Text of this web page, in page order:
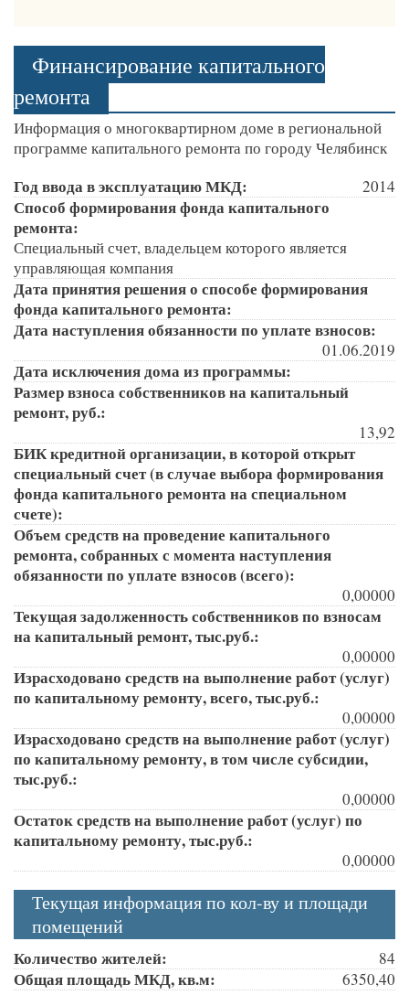
Финансирование капитального
ремонта
Информация о многоквартирном доме в региональной
программе капитального ремонта по городу Челябинск
Год ввода в эксплуатацию МКД: 2014
Способ формирования фонда капитального
ремонта:
Специальный счет, владельцем которого является
управляющая компания
Дата принятия решения о способе формирования
фонда капитального ремонта:
Дата наступления обязанности по уплате взносов:
01.06.2019
Дата исключения дома из программы:
Размер взноса собственников на капитальный
ремонт, руб.:
13,92
БИК кредитной организации, в которой открыт
специальный счет (в случае выбора формирования
фонда капитального ремонта на специальном
счете):
Объем средств на проведение капитального
ремонта, собранных с момента наступления
обязанности по уплате взносов (всего):
0,00000
Текущая задолженность собственников по взносам
на капитальный ремонт, тыс.руб.:
0,00000
Израсходовано средств на выполнение работ (услуг)
по капитальному ремонту, всего, тыс.руб.:
0,00000
Израсходовано средств на выполнение работ (услуг)
по капитальному ремонту, в том числе субсидии,
тыс.руб.:
0,00000
Остаток средств на выполнение работ (услуг) по
капитальному ремонту, тыс.руб.:
0,00000
Текущая информация по кол-ву и площади
помещений
Количество жителей: 84
Общая площадь МКД, кв.м: 6350,40